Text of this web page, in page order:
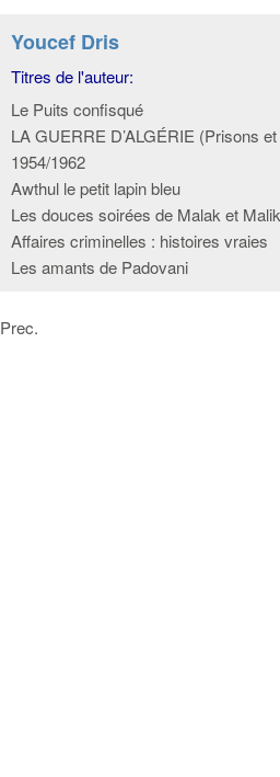
Youcef Dris
Titres de l'auteur:
Le Puits confisqué
LA GUERRE D’ALGÉRIE (Prisons
1954/1962
Awthul le petit lapin bleu
Les douces soirées de Malak et Malik
Affaires criminelles : histoires vraies
Les amants de Padovani
Prec.